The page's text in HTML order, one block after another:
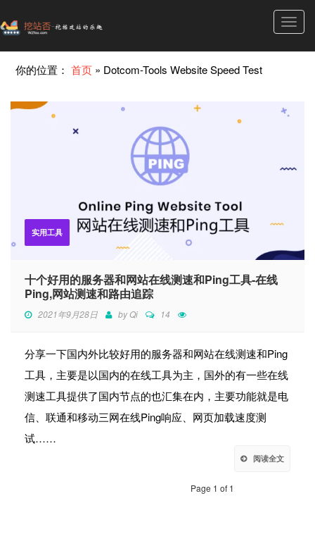
你的位置：首页 » Dotcom-Tools Website Speed Test
实用工具
十个好用的服务器和网站在线测速和Ping工具-在线
Ping,网站测速和路由追踪
2021年9月28日 byQi 14
分享一下国内外比较好用的服务器和网站在线测速和Ping
工具，主要是以国内的在线工具为主，国外的有一些在线
测速工具提供了国内节点的也汇集在内，主要功能就是电
信、联通和移动三网在线Ping响应、网页加载速度测
试……
阅读全文
Page 1 of 1